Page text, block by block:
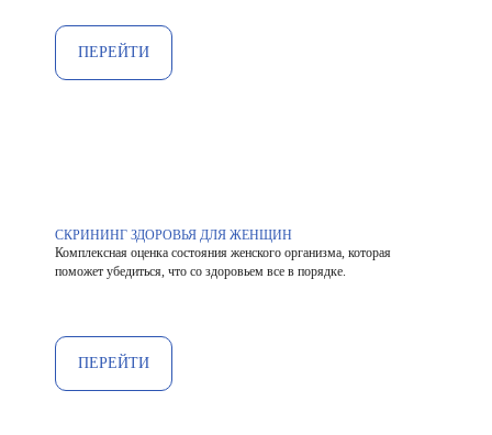
ПЕРЕЙТИ
СКРИНИНГ ЗДОРОВЬЯ ДЛЯ ЖЕНЩИН
Комплексная оценка состояния женского организма, которая
поможет убедиться, что со здоровьем все в порядке.
ПЕРЕЙТИ